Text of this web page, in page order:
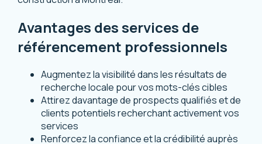
Avantages des services de
référencement professionnels
Augmentez la visibilité dans les résultats de
recherche locale pour vos mots-clés cibles
Attirez davantage de prospects qualifiés et de
clients potentiels recherchant activement vos
services
Renforcez la confiance et la crédibilité auprès